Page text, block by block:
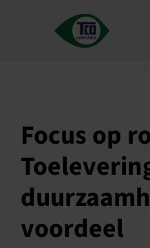
Focus op
voordeel